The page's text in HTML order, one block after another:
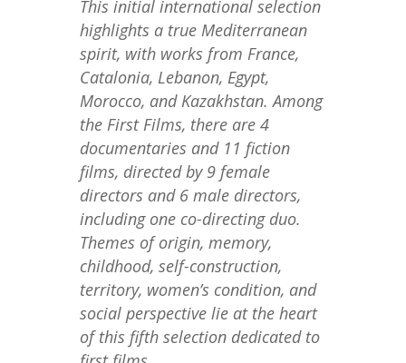
This initial international selection
highlights a true Mediterranean
spirit, with works from France,
Catalonia, Lebanon, Egypt,
Morocco, and Kazakhstan. Among
the First Films, there are 4
documentaries and 11 fiction
films, directed by 9 female
directors and 6 male directors,
including one co-directing duo.
Themes of origin, memory,
childhood, self-construction,
territory, women’s condition, and
social perspective lie at the heart
of this fifth selection dedicated to